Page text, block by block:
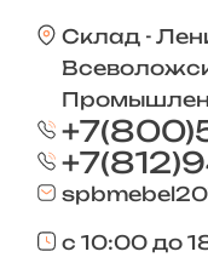
Склад -
с 10:00 до